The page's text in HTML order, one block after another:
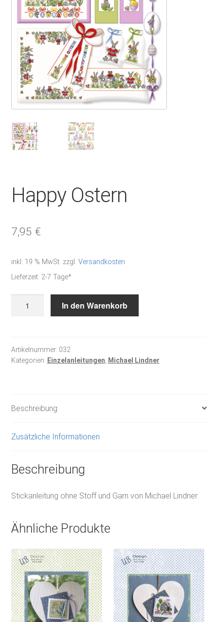
Happy Ostern
7,95 €
inkl. 19 % MwSt. zzgl. Versandkosten
Lieferzeit: 2-7 Tage*
In den Warenkorb
Artikelnummer: 032
Kategorien: Einzelanleitungen Michael Lindner
Beschreibung
Zusätzliche Informationen
Beschreibung
Stickanleitung ohne Stoff und Garn von Michael Lindner.
Ähnliche Produkte